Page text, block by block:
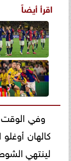
اقرأ أيضاً
وفي
كالهان
لينتهي الشوط الأول